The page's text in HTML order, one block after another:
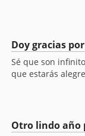
Doy gracias
Sé que son
que estarás
Otro lindo año